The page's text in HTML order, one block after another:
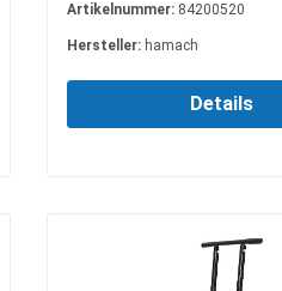
Artikelnummer: 84200520
Hersteller: hamach
Details